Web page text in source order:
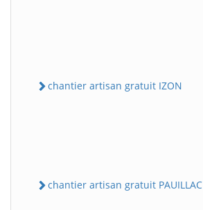
chantier artisan gratuit IZON
chantier artisan gratuit PAUILLAC